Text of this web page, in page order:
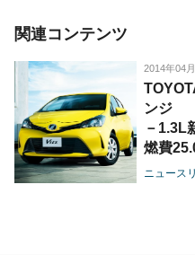
関連コンテンツ
2014年04
ンジ
－1.3L
燃費
ニュース